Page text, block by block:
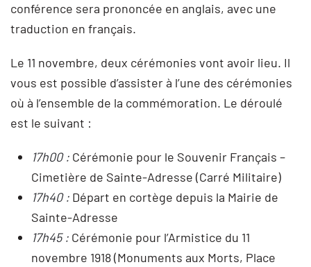
conférence sera prononcée en anglais, avec une
traduction en français.
Le 11 novembre, deux cérémonies vont avoir lieu. Il
vous est possible d’assister à l’une des cérémonies
où à l’ensemble de la commémoration. Le déroulé
est le suivant :
17h00 : Cérémonie pour le Souvenir Français –
Cimetière de Sainte-Adresse (Carré Militaire)
17h40 : Départ en cortège depuis la Mairie de
Sainte-Adresse
17h45 : Cérémonie pour l’Armistice du 11
novembre 1918 (Monuments aux Morts, Place